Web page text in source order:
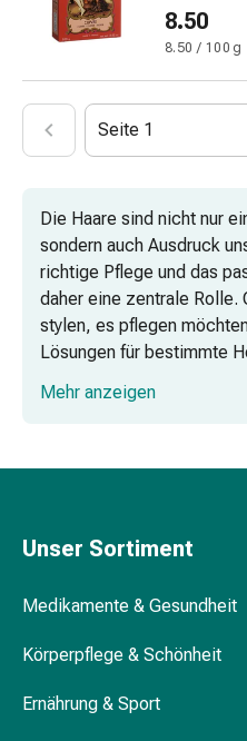
Vitamine
Mineralstoffe
&
Mundgesundheit
Mund
(Xerostomie)
Aphten
und
Haar-
&
Gesichtspflege
Peeling
Reinigung
8.50
8.50 / 100 g
Seite 1
Die Haare sind nicht nur
sondern auch Ausdruck
richtige Pflege und das
daher eine zentrale Rolle.
stylen, es pflegen
Lösungen für bestimmte
hier finden Sie eine
hochwertigen Produkten
Stylingschaum &
Mehr anzeigen
Unser Sortiment
Medikamente & Gesundheit
Körperpflege & Schönheit
Ernährung & Sport